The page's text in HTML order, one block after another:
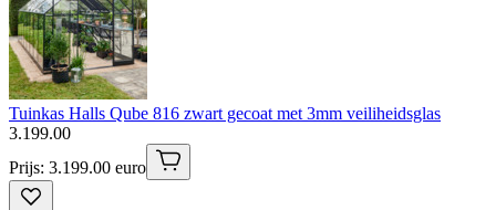
Tuinkas Halls Qube 816 zwart gecoat met 3mm veiliheidsglas
3.199.00
Prijs: 3.199.00 euro